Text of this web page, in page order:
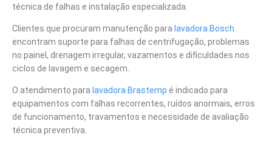
técnica de falhas e instalação especializada.
Clientes que procuram manutenção para lavadora Bosch
encontram suporte para falhas de centrifugação, problemas
no painel, drenagem irregular, vazamentos e dificuldades nos
ciclos de lavagem e secagem.
O atendimento para lavadora Brastemp é indicado para
equipamentos com falhas recorrentes, ruídos anormais, erros
de funcionamento, travamentos e necessidade de avaliação
técnica preventiva.